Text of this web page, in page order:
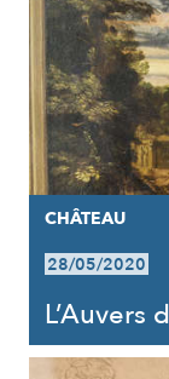
CHÂTEAU
28/05/2020
L’Auvers